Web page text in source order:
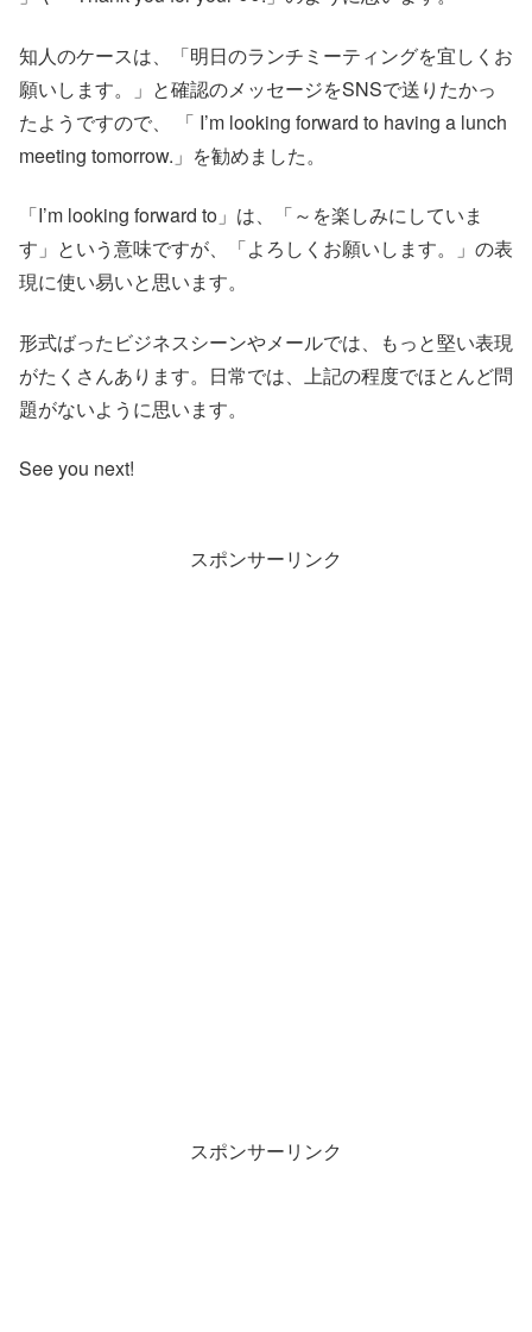
知人のケースは、「明日のランチミーティングを宜しくお
願いします。」と確認のメッセージをSNSで送りたかっ
たようですので、 「 I’m looking forward to having a lunch
meeting tomorrow.」を勧めました。
「I’m looking forward to」は、「～を楽しみにしていま
す」という意味ですが、「よろしくお願いします。」の表
現に使い易いと思います。
形式ばったビジネスシーンやメールでは、もっと堅い表現
がたくさんあります。日常では、上記の程度でほとんど問
題がないように思います。
See you next!
スポンサーリンク
スポンサーリンク